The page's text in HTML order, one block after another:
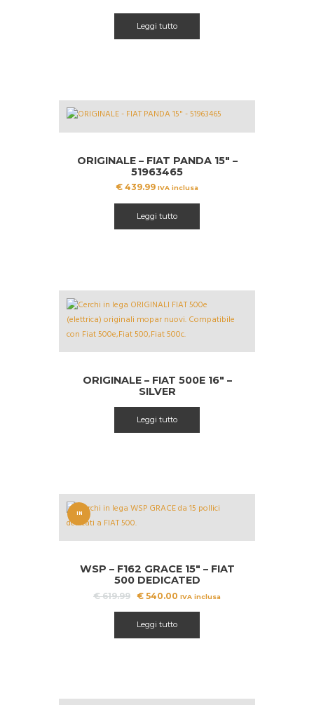
Leggi tutto
ORIGINALE – FIAT PANDA 15″ –
51963465
€ 439.99 IVA inclusa
Leggi tutto
ORIGINALE – FIAT 500E 16″ –
SILVER
Leggi tutto
IN
WSP – F162 GRACE 15″ – FIAT
500 DEDICATED
€619.99 Il
era:
€ 619.99.
€ 540.00 Il
€ 540.00.
IVA inclusa
Leggi tutto